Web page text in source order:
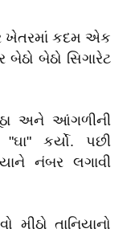
ખેતરમાં કદમ એક
બેઠો સિગારેટ
અને આંગળીની
કર્યો. પછી
નંબર લગાવી
મીઠો તાનિયાનો